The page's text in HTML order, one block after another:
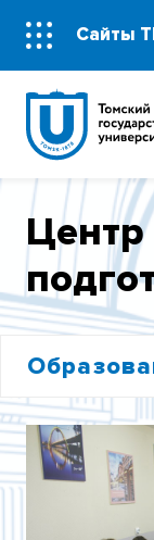
Сайты
Центр
ИНСТИТУТ
ХОЗЯЙСТВА
ВЫСШАЯ